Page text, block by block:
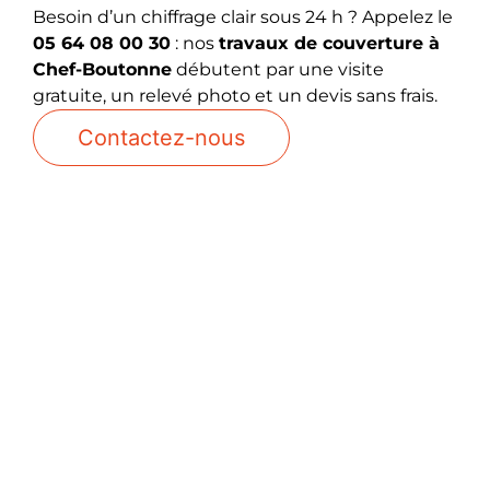
Besoin d’un chiffrage clair sous 24 h ? Appelez le
05 64 08 00 30 : nostravaux de couverture à
Chef-Boutonne débutent par une visite
gratuite, un relevé photo et un devis sans frais.
Contactez-nous